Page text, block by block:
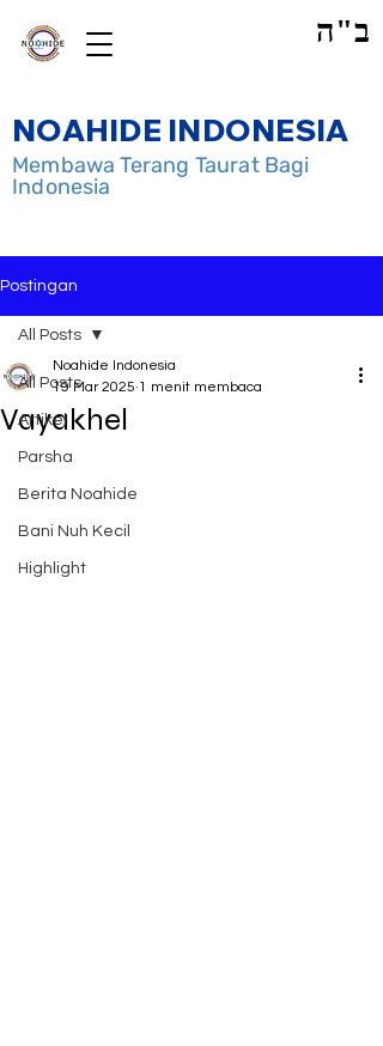
NOAHIDE INDONESIA
Membawa Terang Taurat Bagi
Indonesia
ב"ה
Postingan
All Posts
Artikel
Parsha
Berita Noahide
Bani Nuh Kecil
Highlight
All Posts
Vayakhel
Noahide Indonesia
19 Mar 2025 1 menit membaca